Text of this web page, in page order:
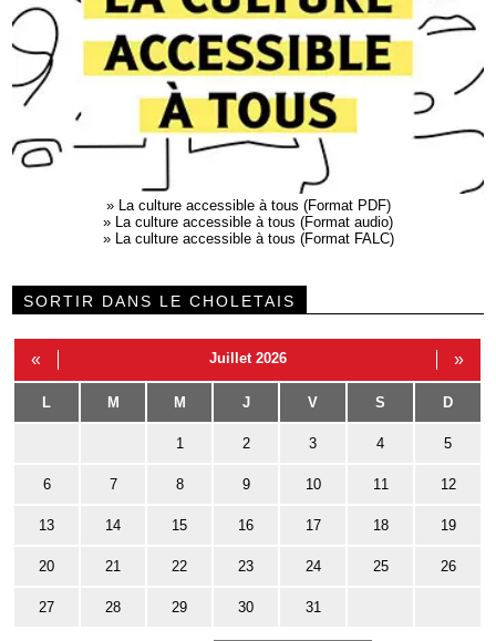
» La culture accessible à tous (Format PDF)
» La culture accessible à tous (Format audio)
» La culture accessible à tous (Format FALC)
SORTIR DANS LE CHOLETAIS
« Juillet 2026 »
L M M J V S D
1 2 3 4 5
6 7 8 9 10 11 12
13 14 15 16 17 18 19
20 21 22 23 24 25 26
27 28 29 30 31